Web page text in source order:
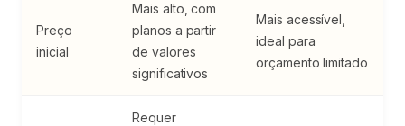
Preço
inicial
Mais alto, com
planos a partir
de valores
significativos
Mais acessível,
ideal para
orçamento limitado
Requer